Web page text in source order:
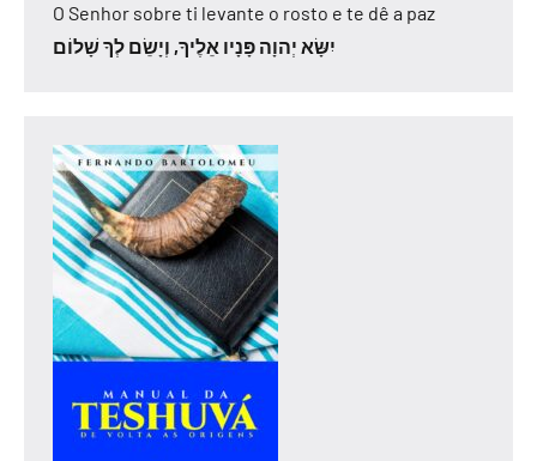
O Senhor sobre ti levante o rosto e te dê a paz
יִשָּׂא יְהוָה פָּנָיו אֵלֶיךָ, וְיָשֵׂם לְךָ שָׁלוֹם